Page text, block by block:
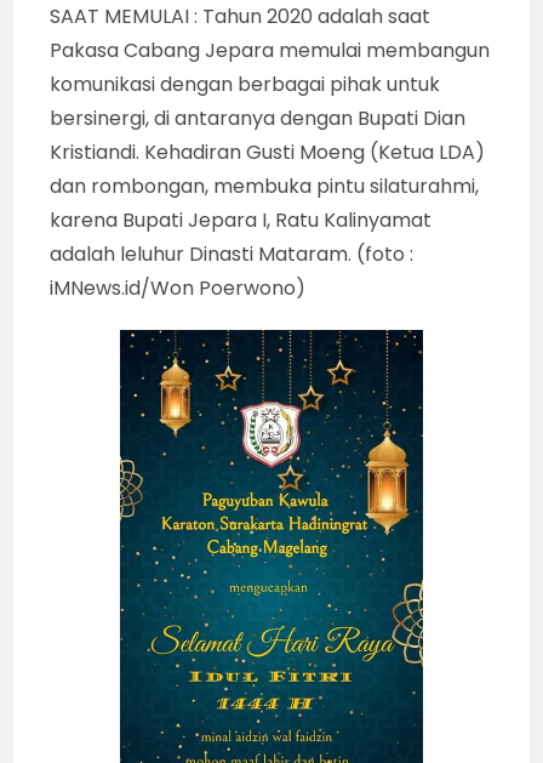
SAAT MEMULAI : Tahun 2020 adalah saat
Pakasa Cabang Jepara memulai membangun
komunikasi dengan berbagai pihak untuk
bersinergi, di antaranya dengan Bupati Dian
Kristiandi. Kehadiran Gusti Moeng (Ketua LDA)
dan rombongan, membuka pintu silaturahmi,
karena Bupati Jepara I, Ratu Kalinyamat
adalah leluhur Dinasti Mataram. (foto :
iMNews.id/Won Poerwono)